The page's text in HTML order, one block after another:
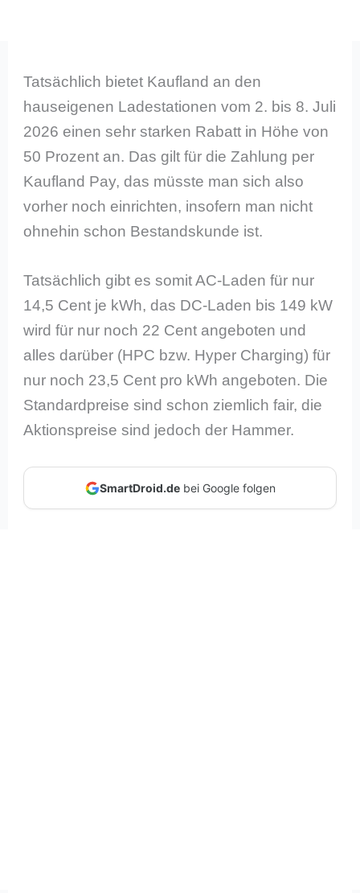
Tatsächlich bietet Kaufland an den
hauseigenen Ladestationen vom 2. bis 8. Juli
2026 einen sehr starken Rabatt in Höhe von
50 Prozent an. Das gilt für die Zahlung per
Kaufland Pay, das müsste man sich also
vorher noch einrichten, insofern man nicht
ohnehin schon Bestandskunde ist.
Tatsächlich gibt es somit AC-Laden für nur
14,5 Cent je kWh, das DC-Laden bis 149 kW
wird für nur noch 22 Cent angeboten und
alles darüber (HPC bzw. Hyper Charging) für
nur noch 23,5 Cent pro kWh angeboten. Die
Standardpreise sind schon ziemlich fair, die
Aktionspreise sind jedoch der Hammer.
SmartDroid.debei Google folgen